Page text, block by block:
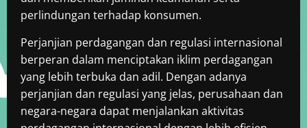
perlindungan terhadap konsumen.
Perjanjian perdagangan dan regulasi internasional
berperan dalam menciptakan iklim perdagangan
yang lebih terbuka dan adil. Dengan adanya
perjanjian dan regulasi yang jelas, perusahaan dan
negara-negara dapat menjalankan aktivitas